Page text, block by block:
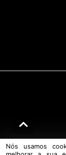
Nós usamos